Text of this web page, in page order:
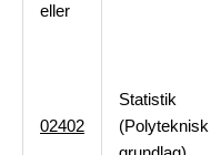
eller
02402
Statistik
(Polyteknisk